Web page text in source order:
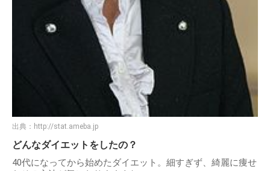
出典： http://stat.ameba.jp
どんなダイエットをしたの？
40代になってから始めたダイエット。細すぎず、綺麗に痩せ